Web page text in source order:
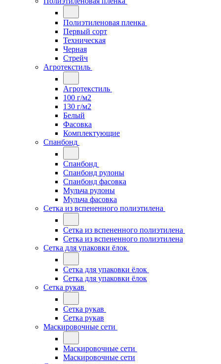
Полиэтиленовая пленка
Первый сорт
Техническая
Черная
Стрейч
Агротекстиль
Агротекстиль
100 г/м2
130 г/м2
Белый
Фасовка
Комплектующие
Спанбонд
Спанбонд
Спанбонд рулоны
Спанбонд фасовка
Мульча рулоны
Мульча фасовка
Сетка из вспененного полиэтилена
Сетка из вспененного полиэтилена
Сетка из вспененного полиэтилена
Сетка для упаковки ёлок
Сетка для упаковки ёлок
Сетка для упаковки ёлок
Сетка рукав
Сетка рукав
Сетка рукав
Маскировочные сети
Маскировочные сети
Маскировочные сети